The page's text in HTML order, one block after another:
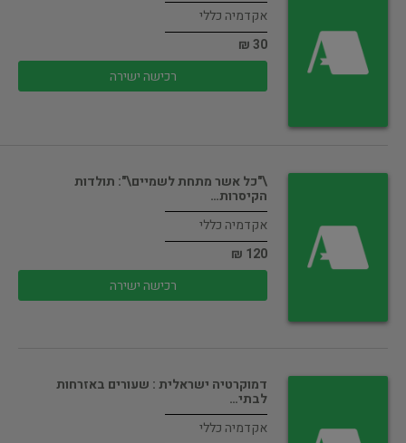
אקדמיה כללי
30 ₪
רכישה ישירה
\"כל אשר מתחת לשמיים\": תולדות
הקיסרות…
אקדמיה כללי
120 ₪
רכישה ישירה
דמוקרטיה ישראלית : שעורים באזרחות
לבתי…
אקדמיה כללי